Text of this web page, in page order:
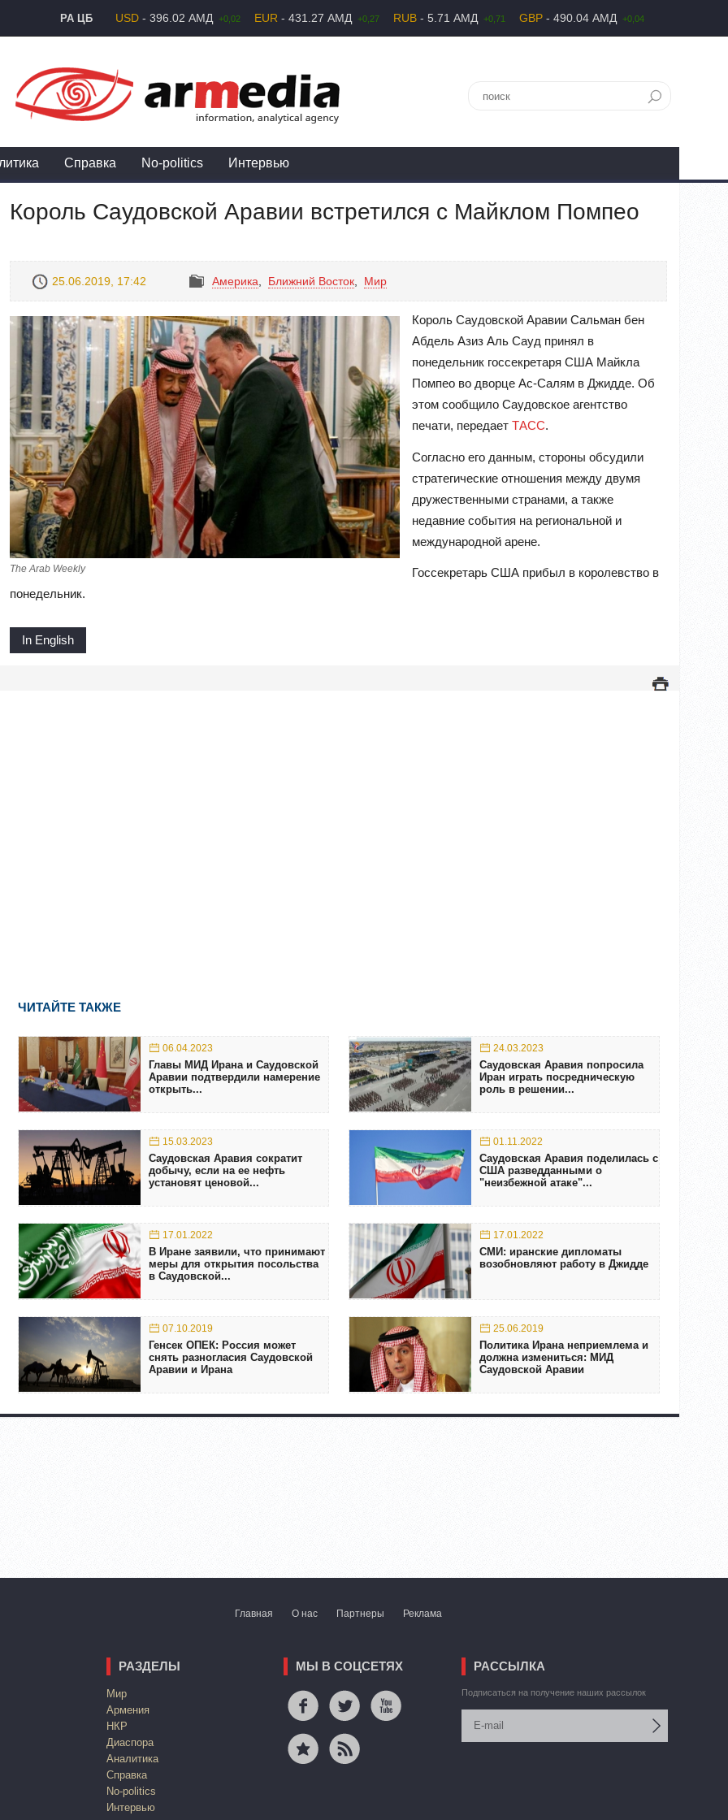
РА ЦБ USD - 396.02 АМД +0,02 EUR - 431.27 АМД +0,27 RUB - 5.71 АМД +0,71 GBP - 490.04 АМД +0,04
Справка No-politics Интервью
Король Саудовской Аравии встретился с Майклом Помпео
25.06.2019, 17:42 Америка Ближний Восток Mир
The Arab Weekly
Король Саудовской Аравии Сальман бен
Абдель Азиз Аль Сауд принял в
понедельник госсекретаря США Майкла
Помпео во дворце Ас-Салям в Джидде. Об
этом сообщило Саудовское агентство
печати, передает ТАСС.
Согласно его данным, стороны обсудили
стратегические отношения между двумя
дружественными странами, а также
недавние события на региональной и
международной арене.
Госсекретарь США прибыл в королевство в
понедельник.
In English
ЧИТАЙТЕ ТАКЖЕ
06.04.2023
Главы МИД Ирана и Саудовской
Аравии подтвердили намерение
открыть...
24.03.2023
Саудовская Аравия попросила
Иран играть посредническую
роль в решении...
15.03.2023
Саудовская Аравия сократит
добычу, если на ее нефть
установят ценовой...
01.11.2022
Саудовская Аравия поделилась с
США разведданными о
"неизбежной атаке"...
17.01.2022
В Иране заявили, что принимают
меры для открытия посольства
в Саудовской...
17.01.2022
СМИ: иранские дипломаты
возобновляют работу в Джидде
07.10.2019
Генсек ОПЕК: Россия может
снять разногласия Саудовской
Аравии и Ирана
25.06.2019
Политика Ирана неприемлема и
должна измениться: МИД
Саудовской Аравии
Главная О нас Партнеры Реклама
РАЗДЕЛЫ
Mир
Армения
НКР
Диаспора
Аналитика
Справка
No-politics
Интервью
МЫ В СОЦСЕТЯХ РАССЫЛКА
Подписаться на получение наших рассылок